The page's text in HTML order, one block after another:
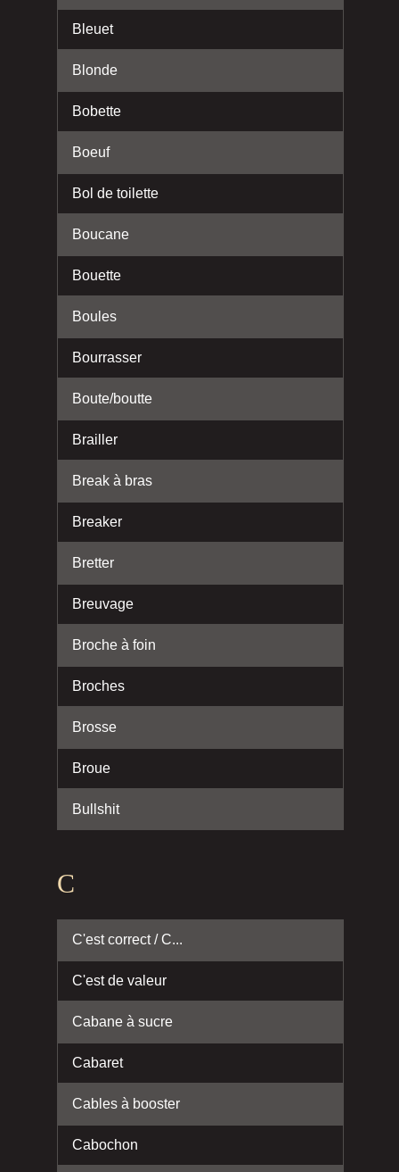
Bleuet
Blonde
Bobette
Boeuf
Bol de toilette
Boucane
Bouette
Boules
Bourrasser
Boute/boutte
Brailler
Break à bras
Breaker
Bretter
Breuvage
Broche à foin
Broches
Brosse
Broue
Bullshit
C
C'est correct / C...
C'est de valeur
Cabane à sucre
Cabaret
Cables à booster
Cabochon